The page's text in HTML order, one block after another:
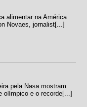
alimentar na América
Novaes, jornalist[...]
pela Nasa mostram
olímpico e o recorde[...]